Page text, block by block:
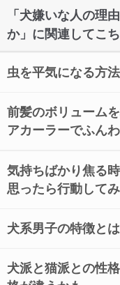
「犬嫌いな人の理
か」に関連してこ
虫を平気になる方
前髪のボリューム
アカーラーでふん
気持ちばかり焦る
思ったら行動して
犬系男子の特徴と
犬派と猫派との性